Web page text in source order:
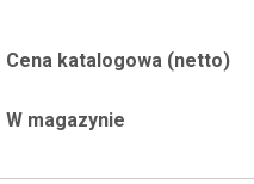
Cena katalogowa (netto)
W magazynie